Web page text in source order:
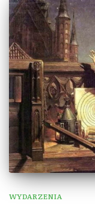
WYDARZENIA